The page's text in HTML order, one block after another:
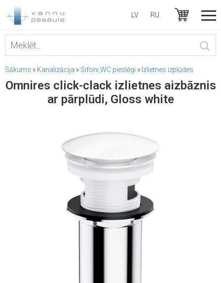
LV RU
Sākums » Kanalizācija » Sifoni,WC pieslēgi » Izlietnes izplūdes
Omnires click-clack izlietnes aizbāznis
ar pārplūdi, Gloss white